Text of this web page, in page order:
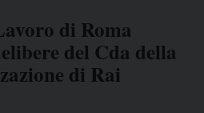
di Roma
del Cda della
di Rai